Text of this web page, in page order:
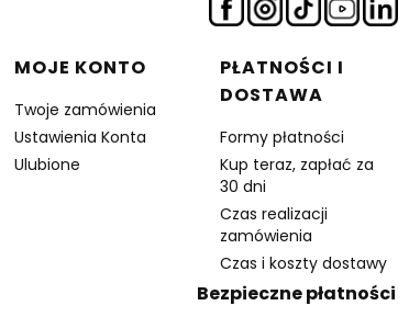
MOJE KONTO
Twoje zamówienia
Ustawienia Konta
Ulubione
PŁATNOŚCI I
DOSTAWA
Formy płatności
Kup teraz, zapłać za
30 dni
Czas realizacji
zamówienia
Czas i koszty dostawy
Bezpieczne płatności